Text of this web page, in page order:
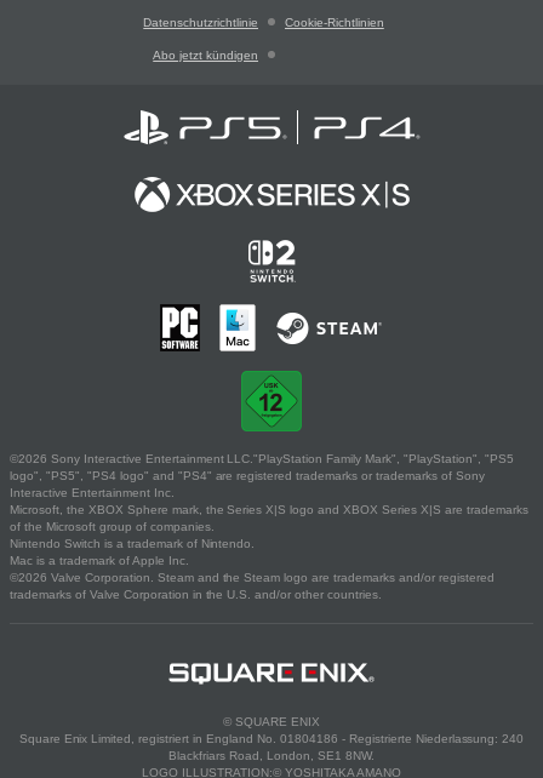
Datenschutzrichtlinie Cookie-Richtlinien
Abo jetzt kündigen
©2026 Sony Interactive Entertainment LLC."PlayStation Family Mark", "PlayStation", "PS5
logo", "PS5", "PS4 logo" and "PS4" are registered trademarks or trademarks of Sony
Interactive Entertainment Inc.
Microsoft, the XBOX Sphere mark, the Series X|S logo and XBOX Series X|S are trademarks
of the Microsoft group of companies.
Nintendo Switch is a trademark of Nintendo.
Mac is a trademark of Apple Inc.
©2026 Valve Corporation. Steam and the Steam logo are trademarks and/or registered
trademarks of Valve Corporation in the U.S. and/or other countries.
© SQUARE ENIX
Square Enix Limited, registriert in England No. 01804186 - Registrierte Niederlassung: 240
Blackfriars Road, London, SE1 8NW.
LOGO ILLUSTRATION:© YOSHITAKA AMANO